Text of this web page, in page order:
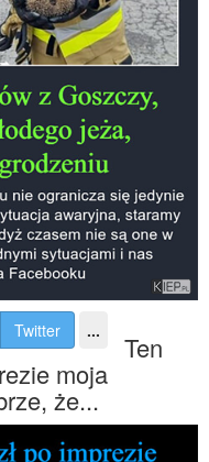
Twitter ... Ten
moja
że...